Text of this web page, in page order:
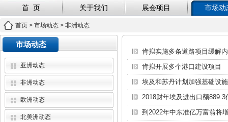
首 页 关于我们 展会项目 市场动
首页 > 市场动态 > 非洲动态
市场动态
亚洲动态
非洲动态
欧洲动态
北美洲动态
肯拟实施多条道路项目缓解
肯拟开展多个港口建设项目
埃及和苏丹计划加强基础设
2018财年埃及进出口额889.3
到2022年中东准亿万富翁将